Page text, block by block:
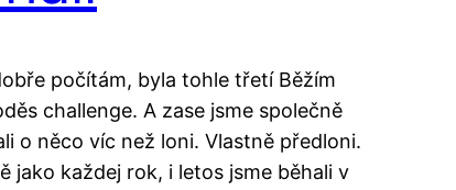
počítám, byla tohle třetí Běžím
challenge. A zase jsme společně
o něco víc než loni. Vlastně předloni.
jako každej rok, i letos jsme běhali v